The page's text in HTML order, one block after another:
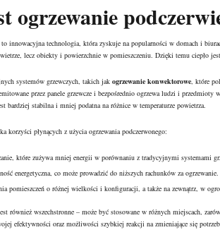
ogrzewanie
to innowacyjna technologia, która zyskuje na popularności w domach i
lecz obiekty i powierzchnie w pomieszczeniu. Dzięki temu ciepło
systemów grzewczych, takich jak ogrzewanie konwektorowe, które
przez panele grzewcze i bezpośrednio ogrzewa ludzi i
bardziej stabilna i mniej podatna na różnice w temperaturze powietrza.
korzyści płynących z użycia ogrzewania podczerwonego:
które zużywa mniej energii w porównaniu z tradycyjnymi systemami
energetyczna, co może prowadzić do niższych rachunków za ogrzewanie.
pomieszczeń o różnej wielkości i konfiguracji, a także na zewnątrz, w
również wszechstronne – może być stosowane w różnych miejscach,
efektywności oraz możliwości szybkiej reakcji na zmieniające się